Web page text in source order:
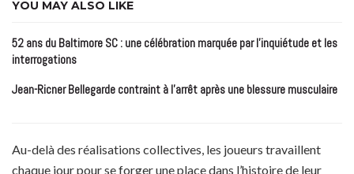
YOU MAY ALSO LIKE
52 ans du Baltimore SC : une célébration marquée par l’inquiétude et les
interrogations
Jean-Ricner Bellegarde contraint à l’arrêt après une blessure musculaire
Au-delà des réalisations collectives, les joueurs travaillent
chaque jour pour se forger une place dans l’histoire de leur